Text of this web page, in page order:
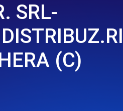
SRL-
(C)